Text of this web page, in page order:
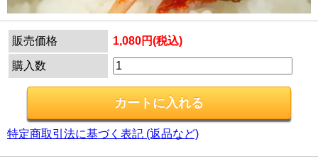
販売価格 1,080円(税込)
購入数
特定商取引法に基づく表記 (返品など)